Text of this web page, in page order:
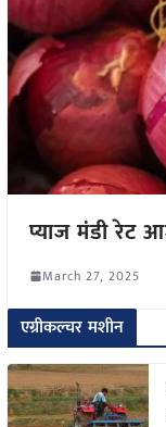
प्याज मंडी रेट
March 27, 2025
एग्रीकल्चर मशीन